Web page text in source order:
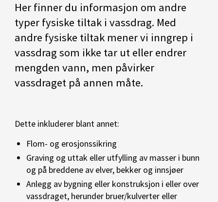
Her finner du informasjon om andre
typer fysiske tiltak i vassdrag. Med
andre fysiske tiltak mener vi inngrep i
vassdrag som ikke tar ut eller endrer
mengden vann, men påvirker
vassdraget på annen måte.
Dette inkluderer blant annet:
Flom- og erosjonssikring
Graving og uttak eller utfylling av masser i bunn
og på breddene av elver, bekker og innsjøer
Anlegg av bygning eller konstruksjon i eller over
vassdraget, herunder bruer/kulverter eller